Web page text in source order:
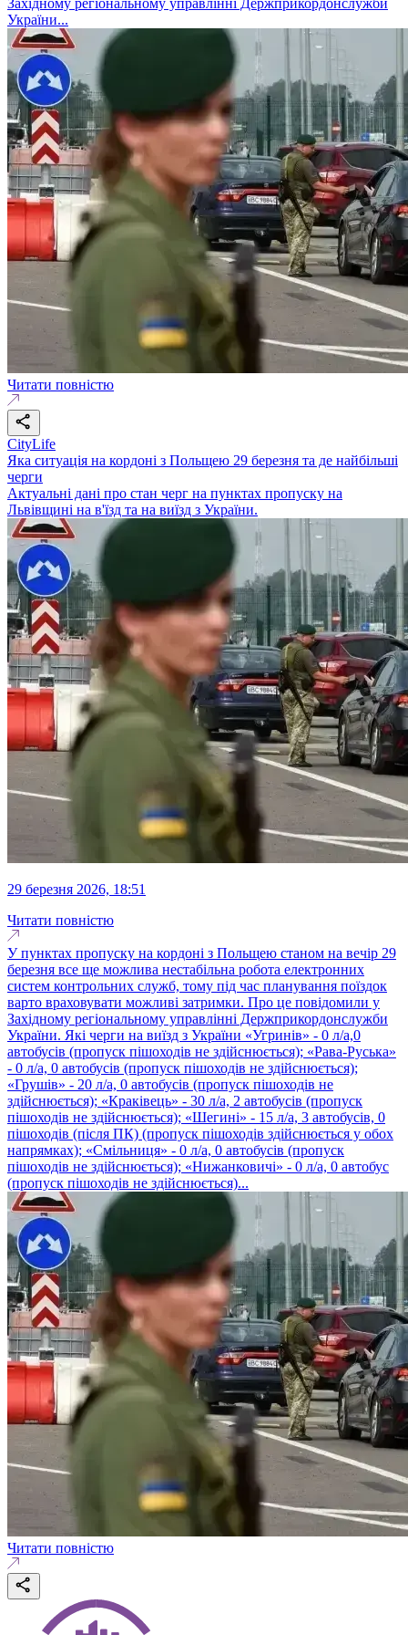
Західному регіональному управлінні Держприкордонслужби
України...
Читати повністю
CityLife
Яка ситуація на кордоні з Польщею 29 березня та де найбільші
черги
Актуальні дані про стан черг на пунктах пропуску на
Львівщині на в'їзд та на виїзд з України.
29 березня 2026, 18:51
Читати повністю
У пунктах пропуску на кордоні з Польщею станом на вечір 29
березня все ще можлива нестабільна робота електронних
систем контрольних служб, тому під час планування поїздок
варто враховувати можливі затримки. Про це повідомили у
Західному регіональному управлінні Держприкордонслужби
України. Які черги на виїзд з України «Угринів» - 0 л/а,0
автобусів (пропуск пішоходів не здійснюється); «Рава-Руська»
- 0 л/а, 0 автобусів (пропуск пішоходів не здійснюється);
«Грушів» - 20 л/а, 0 автобусів (пропуск пішоходів не
здійснюється); «Краківець» - 30 л/а, 2 автобусів (пропуск
пішоходів не здійснюється); «Шегині» - 15 л/а, 3 автобусів, 0
пішоходів (після ПК) (пропуск пішоходів здійснюється у обох
напрямках); «Смільниця» - 0 л/а, 0 автобусів (пропуск
пішоходів не здійснюється); «Нижанковичі» - 0 л/а, 0 автобус
(пропуск пішоходів не здійснюється)...
Читати повністю